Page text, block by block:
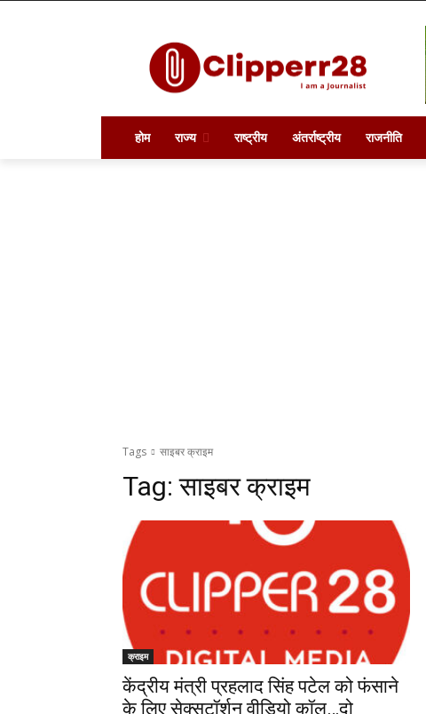
होम राज्य राष्ट्रीय अंतर्राष्ट्रीय राजनीति
Tags साइबर क्राइम
Tag:साइबर क्राइम
क्राइम
केंद्रीय मंत्री प्रहलाद सिंह पटेल को फंसाने
के लिए सेक्सटॉर्शन वीडियो कॉल…दो